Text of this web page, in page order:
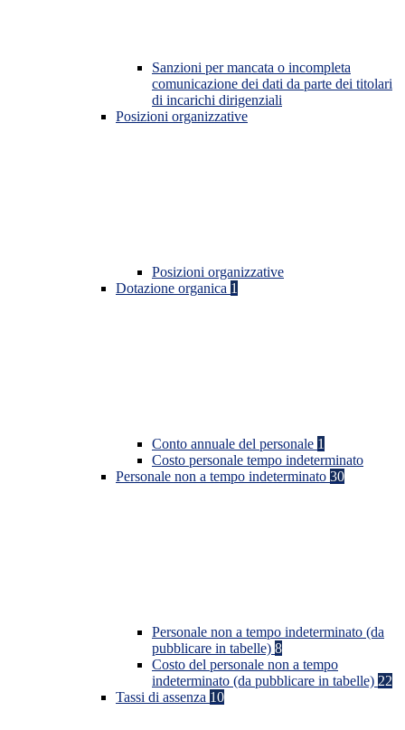
Sanzioni per mancata o incompleta
comunicazione dei dati da parte dei titolari
di incarichi dirigenziali
Posizioni organizzative
Posizioni organizzative
Dotazione organica 1
Conto annuale del personale 1
Costo personale tempo indeterminato
Personale non a tempo indeterminato 30
Personale non a tempo indeterminato (da
pubblicare in tabelle) 8
Costo del personale non a tempo
indeterminato (da pubblicare in tabelle) 22
Tassi di assenza 10